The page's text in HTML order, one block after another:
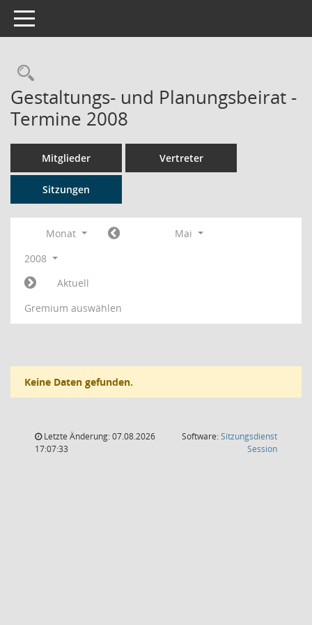
Toggle navigation
Rechercheauswahl
Gestaltungs- und Planungsbeirat -
Termine 2008
Mitglieder Vertreter
Sitzungen
Monat
Mai
2008
Aktuell
Gremium auswählen
Keine Daten gefunden.
Letzte Änderung: 07.08.2026
17:07:33
Software:Sitzungsdienst
Session(Wird in